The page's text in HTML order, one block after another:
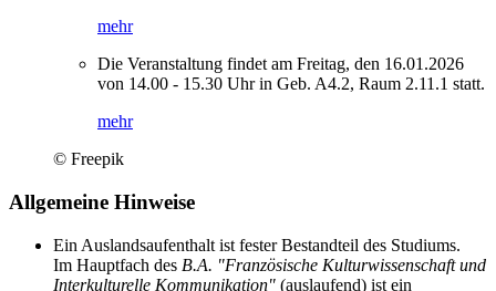
mehr
Die Veranstaltung findet am Freitag, den 16.01.2026
von 14.00 - 15.30 Uhr in Geb. A4.2, Raum 2.11.1 statt.
mehr
© Freepik
Allgemeine Hinweise
Ein Auslandsaufenthalt ist fester Bestandteil des Studiums.
Im Hauptfach des B.A. "Französische Kulturwissenschaft und
Interkulturelle Kommunikation" (auslaufend) ist ein